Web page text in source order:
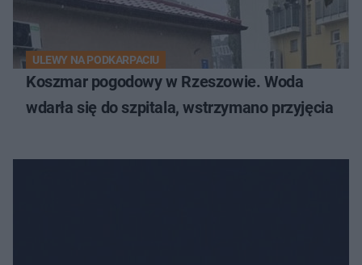
ULEWY NA PODKARPACIU
Koszmar pogodowy w Rzeszowie. Woda
wdarła się do szpitala, wstrzymano przyjęcia